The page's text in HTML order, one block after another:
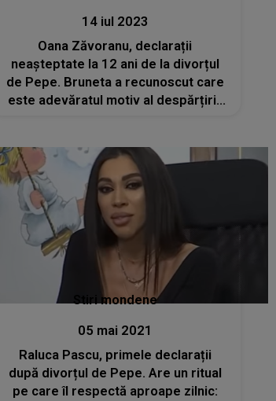
14 iul 2023
Oana Zăvoranu, declarații
neaşteptate la 12 ani de la divorțul
de Pepe. Bruneta a recunoscut care
este adevăratul motiv al despărțirii:
Stiri mondene
05 mai 2021
Raluca Pascu, primele declarații
după divorțul de Pepe. Are un ritual
pe care îl respectă aproape zilnic: